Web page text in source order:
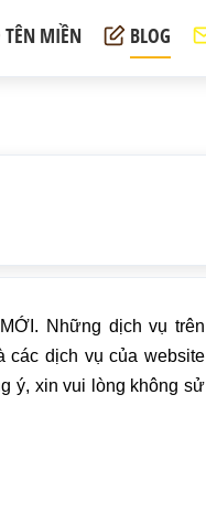
TÊN MIỀN BLOG
Những dịch vụ trên
các dịch vụ của website
ý, xin vui lòng không sử